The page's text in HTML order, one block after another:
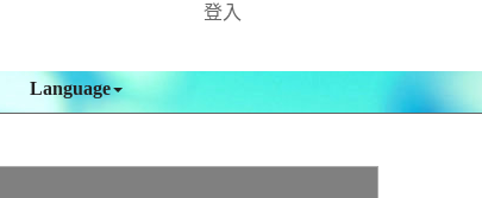
登入
Language